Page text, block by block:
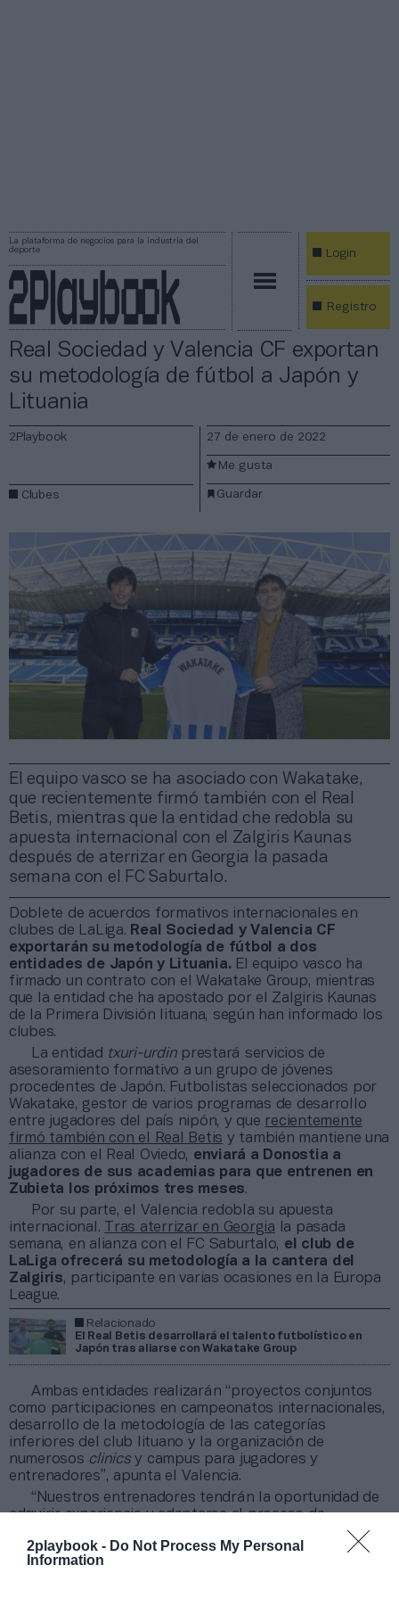
2playbook - Do Not Process My Personal
Information
La plataforma de negocios para la industria del
deporte
Login
Registro
Real Sociedad y Valencia CF exportan
su metodología de fútbol a Japón y
Lituania
El equipo vasco se ha asociado con Wakatake,
que recientemente firmó también con el Real
Betis, mientras que la entidad che redobla su
apuesta internacional con el Zalgiris Kaunas
después de aterrizar en Georgia la pasada
semana con el FC Saburtalo.
2Playbook
Clubes
27 de enero de 2022
Guardar
Me gusta
Doblete de acuerdos formativos internacionales en
clubes de LaLiga. Real Sociedad y Valencia CF
exportarán su metodología de fútbol a dos
entidades de Japón y Lituania. El equipo vasco ha
firmado un contrato con el Wakatake Group, mientras
que la entidad che ha apostado por el Zalgiris Kaunas
de la Primera División lituana, según han informado los
clubes.
La entidad txuri-urdinprestará servicios de
asesoramiento formativo a un grupo de jóvenes
procedentes de Japón. Futbolistas seleccionados por
Wakatake, gestor de varios programas de desarrollo
entre jugadores del país nipón, y que recientemente
firmó también con el Real Betis y también mantiene una
alianza con el Real Oviedo, enviará a Donostia a
jugadores de sus academias para que entrenen en
Zubieta los próximos tres meses.
Por su parte, el Valencia redobla su apuesta
internacional.
Tras aterrizar en Georgia la pasada
semana, en alianza con el FC Saburtalo, el club de
LaLiga ofrecerá su metodología a la cantera del
Zalgiris, participante en varias ocasiones en la Europa
League.
Relacionado
El Real Betis desarrollará el talento futbolístico en
Japón tras aliarse con Wakatake Group
Ambas entidades realizarán “proyectos conjuntos
como participaciones en campeonatos internacionales,
desarrollo de la metodología de las categorías
inferiores del club lituano y la organización de
numerosos clinicsy campus para jugadores y
entrenadores”, apunta el Valencia.
“Nuestros entrenadores tendrán la oportunidad de
adquirir experiencia y adaptarse al proceso de
cuanta más experiencia
adquieran nuestros entrenadores, mejores
jugadores podremos desarrollar”